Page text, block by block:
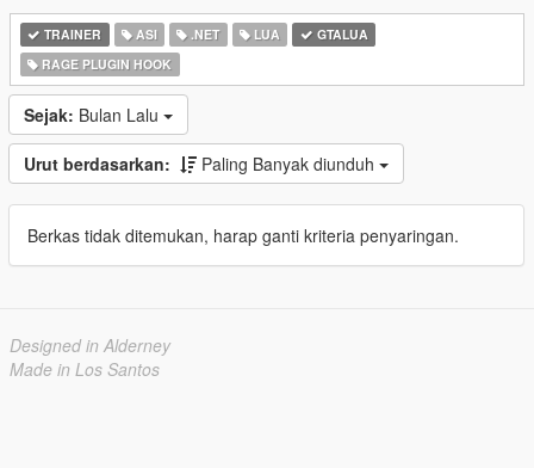
TRAINER ASI .NET LUA
GTALUA
RAGE PLUGIN HOOK
Sejak: Bulan Lalu
Urut berdasarkan: Paling Banyak diunduh
Berkas tidak ditemukan, harap ganti kriteria penyaringan.
Designed in Alderney
Made in Los Santos